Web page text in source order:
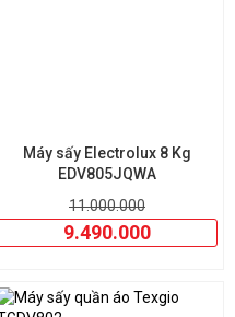
Máy sấy Electrolux 8 Kg
EDV805JQWA
11.000.000
9.490.000